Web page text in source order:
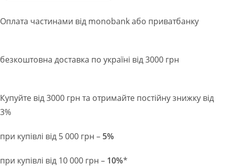
Оплата частинами від monobank або приватбанку
безкоштовна доставка по україні від 3000 грн
Купуйте від 3000 грн та отримайте постійну знижку від
3%
при купівлі від 5 000 грн – 5%
при купівлі від 10 000 грн – 10%*